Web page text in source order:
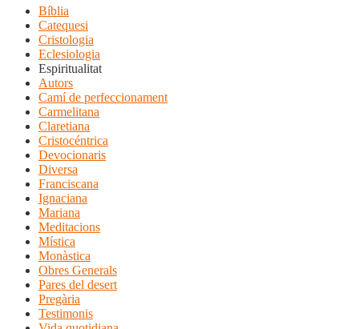
Bíblia
Catequesi
Cristologia
Eclesiologia
Espiritualitat
Autors
Camí de perfeccionament
Carmelitana
Claretiana
Cristocéntrica
Devocionaris
Diversa
Franciscana
Ignaciana
Mariana
Meditacions
Mística
Monàstica
Obres Generals
Pares del desert
Pregària
Testimonis